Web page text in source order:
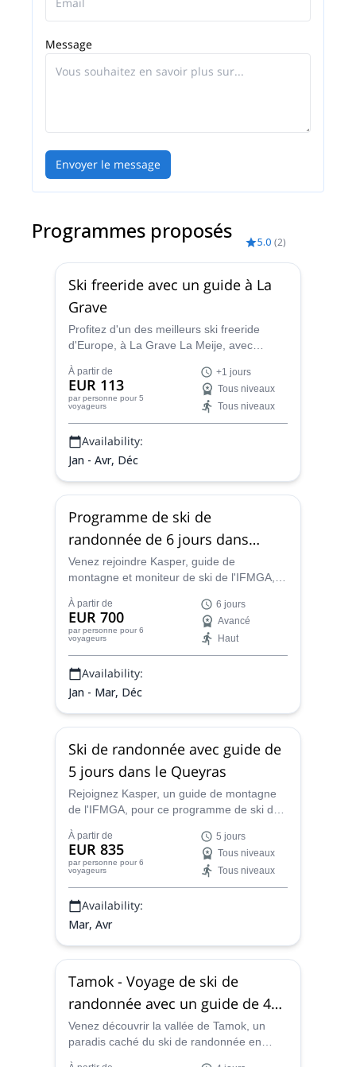
montagne. Pendant mes années en montagne, ma
plus en plus forte. En tant que guide et instructeur,
j'espère avoir la chance de partager ma passion et
Message
Envoyer le message
Programmes proposés 5.0 (2)
Ski freeride avec un guide à La
Grave
Profitez d'un des meilleurs ski freeride
d'Europe, à La Grave La Meije, avec
amoureux de ce super spot de ski hors-
piste.
À partir de
EUR 113
par personne pour 5
voyageurs
+1 jours
Tous niveaux
Tous niveaux
Availability:
Jan - Avr, Déc
Programme de ski de
randonnée de 6 jours dans
l'Oberland bernois
Venez rejoindre Kasper, guide de
montagne et moniteur de ski de l'IFMGA,
la région de l'Oberland bernois, dans les
Alpes bernoises.
À partir de
EUR 700
par personne pour 6
voyageurs
6 jours
Avancé
Haut
Availability:
Jan - Mar, Déc
Ski de randonnée avec guide de
5 jours dans le Queyras
Rejoignez Kasper, un guide de montagne
de l'IFMGA, pour ce programme de ski de
dans les Alpes françaises. La saison de ski
de randonnée commence bientôt et vous
trouverez la meilleure poudreuse dans les
descentes !
À partir de
EUR 835
par personne pour 6
voyageurs
5 jours
Tous niveaux
Tous niveaux
Availability:
Mar, Avr
Tamok - Voyage de ski de
randonnée avec un guide de 4
jours
Venez découvrir la vallée de Tamok, un
paradis caché du ski de randonnée en